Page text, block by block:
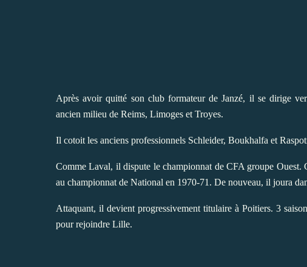
Après avoir quitté son club formateur de Janzé, il se dirige
ancien milieu de Reims, Limoges et Troyes.
Il cotoit les anciens professionnels Schleider, Boukhalfa et
Comme Laval, il dispute le championnat de CFA groupe
au championnat de National en 1970-71. De nouveau, il joura
Attaquant, il devient progressivement titulaire à Poitiers. 3
pour rejoindre Lille.